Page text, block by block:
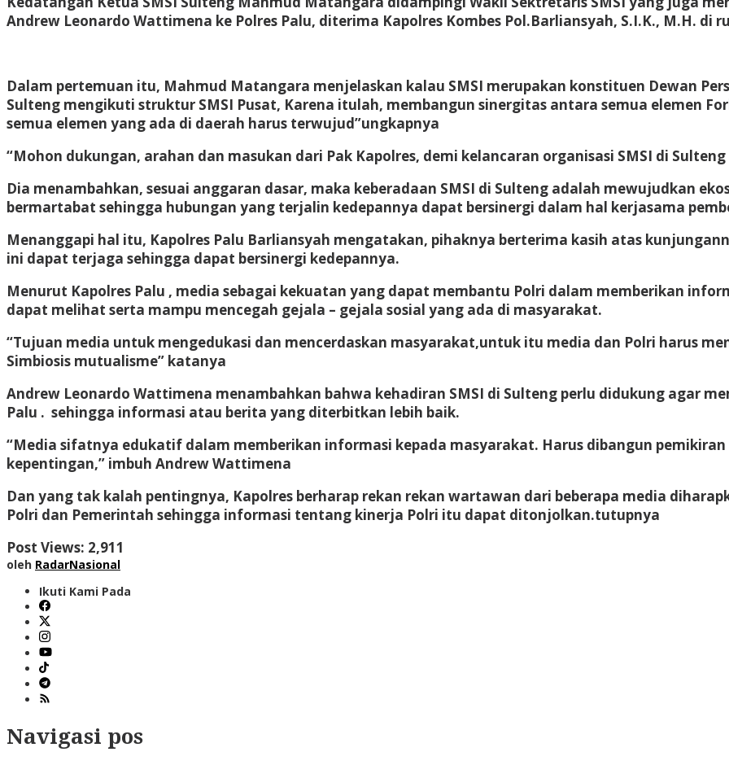
Andrew Leonardo Wattimena ke Polres Palu, diterima Kapolres Kombes Pol.Barliansyah, S.I.K., M.H. di
Dalam pertemuan itu, Mahmud Matangara menjelaskan kalau SMSI merupakan konstituen Dewan
Sulteng mengikuti struktur SMSI Pusat, Karena itulah, membangun sinergitas antara semua elemen
semua elemen yang ada di daerah harus terwujud”ungkapnya
“Mohon dukungan, arahan dan masukan dari Pak Kapolres, demi kelancaran organisasi SMSI di
Dia menambahkan, sesuai anggaran dasar, maka keberadaan SMSI di Sulteng adalah mewujudkan
bermartabat sehingga hubungan yang terjalin kedepannya dapat bersinergi dalam hal kerjasama
Menanggapi hal itu, Kapolres Palu Barliansyah mengatakan, pihaknya berterima kasih atas
ini dapat terjaga sehingga dapat bersinergi kedepannya.
Menurut Kapolres Palu , media sebagai kekuatan yang dapat membantu Polri dalam memberikan
dapat melihat serta mampu mencegah gejala – gejala sosial yang ada di masyarakat.
“Tujuan media untuk mengedukasi dan mencerdaskan masyarakat,untuk itu media dan Polri harus
Simbiosis mutualisme” katanya
Andrew Leonardo Wattimena menambahkan bahwa kehadiran SMSI di Sulteng perlu didukung agar
Palu . sehingga informasi atau berita yang diterbitkan lebih baik.
“Media sifatnya edukatif dalam memberikan informasi kepada masyarakat. Harus dibangun
kepentingan,” imbuh Andrew Wattimena
Dan yang tak kalah pentingnya, Kapolres berharap rekan rekan wartawan dari beberapa media
Polri dan Pemerintah sehingga informasi tentang kinerja Polri itu dapat ditonjolkan.tutupnya
Post Views: 2,911
oleh RadarNasional
Ikuti Kami Pada
Navigasi pos